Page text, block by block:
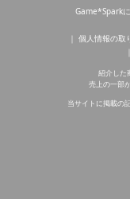
Game*Spark
個人情報の取
紹介した
売上の一部
当サイトに掲載の